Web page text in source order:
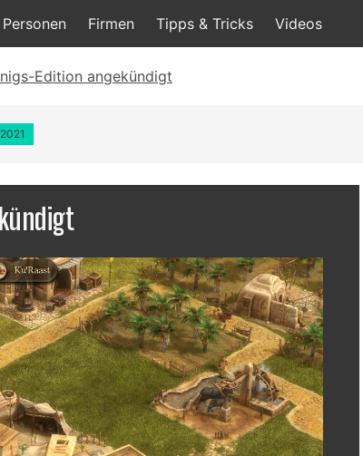
Personen Firmen Tipps & Tricks Videos
Edition angekündigt